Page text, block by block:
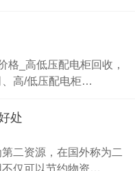
格_高低压配电柜回收，
、高/低压配电柜…
处
二资源，在国外称为二
不仅可以节约物资…